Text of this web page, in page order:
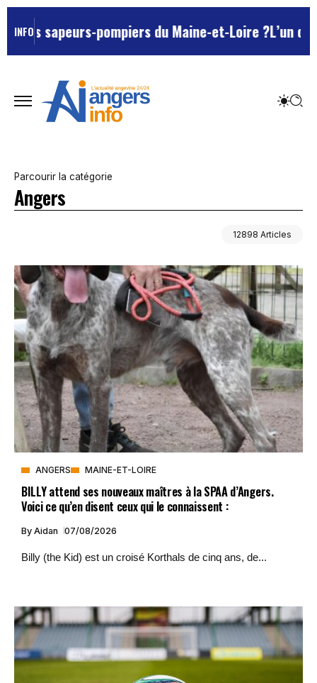
INFO
pompiers du Maine-et-Loire ?L’un des Marseillais
Parcourir la catégorie
Angers
12898 Articles
ANGERS MAINE-ET-LOIRE
BILLY attend ses nouveaux maîtres à la SPAA d’Angers.
Voici ce qu’en disent ceux qui le connaissent :
By Aidan 07/08/2026
Billy (the Kid) est un croisé Korthals de cinq ans, de...